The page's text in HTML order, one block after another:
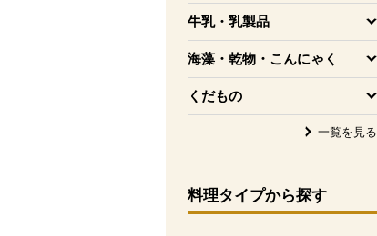
牛乳・乳製品
を開く
海藻・乾物・こんにゃく
を開く
くだもの
を開く
一覧を見る
料理タイプから探す